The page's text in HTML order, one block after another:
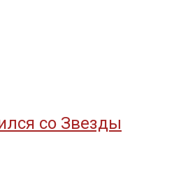
со Звезды